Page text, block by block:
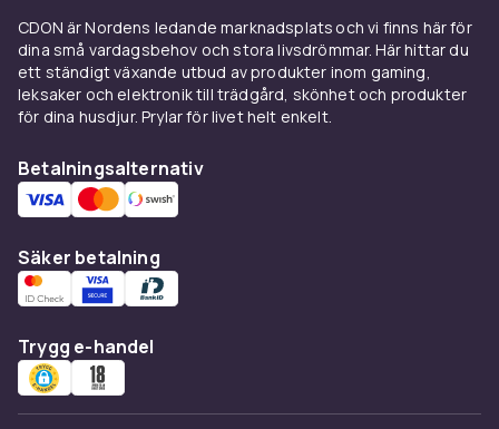
CDON är Nordens ledande marknadsplats och vi finns här för
dina små vardagsbehov och stora livsdrömmar. Här hittar du
ett ständigt växande utbud av produkter inom gaming,
leksaker och elektronik till trädgård, skönhet och produkter
för dina husdjur. Prylar för livet helt enkelt.
Betalningsalternativ
Säker betalning
Trygg e-handel